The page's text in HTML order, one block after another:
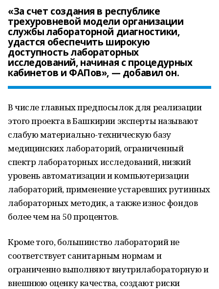
«За счет создания в республике
трехуровневой модели организации
службы лабораторной диагностики,
удастся обеспечить широкую
доступность лабораторных
исследований, начиная с процедурных
кабинетов и ФАПов», — добавил он.
В числе главных предпосылок для реализации
этого проекта в Башкирии эксперты называют
слабую материально-техническую базу
медицинских лабораторий, ограниченный
спектр лабораторных исследований, низкий
уровень автоматизации и компьютеризации
лабораторий, применение устаревших рутинных
лабораторных методик, а также износ фондов
более чем на 50 процентов.
Кроме того, большинство лабораторий не
соответствует санитарным нормам и
ограниченно выполняют внутрилабораторную и
внешнюю оценку качества, создают риски